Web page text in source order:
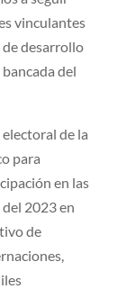
vinculantes
desarrollo
del
de la
para
en las
2023 en
de